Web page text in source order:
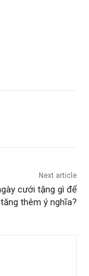
Next article
cưới tặng gì để
tăng thêm ý nghĩa?